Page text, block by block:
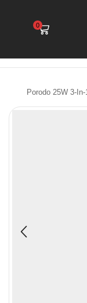
0
Porodo 25W 3-